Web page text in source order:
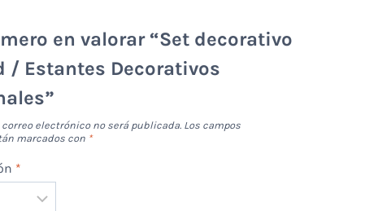
en valorar “Set decorativo
/ Estantes Decorativos
correo electrónico no será publicada. Los campos
marcados con *
*